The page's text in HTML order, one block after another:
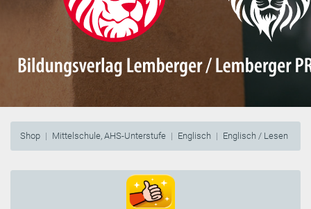
Shop Mittelschule, AHS-Unterstufe Englisch Englisch / Lesen